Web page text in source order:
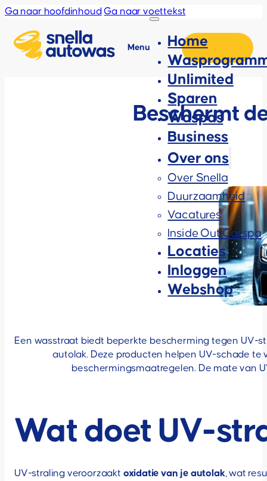
Ga naar hoofdinhoud Ga naar voettekst
Menu
Home
Unlimited
Sparen
Waspas
Business
Over ons
Over Snella
Duurzaamheid
Vacatures
Inside Out Carspa
Locaties
Inloggen
Webshop
Beschermt
Een wasstraat biedt beperkte bescherming tegen UV-
autolak. Deze producten helpen UV-schade
beschermingsmaatregelen. De mate van
Wat doet UV-
UV-straling veroorzaakt oxidatie van je autolak, wat